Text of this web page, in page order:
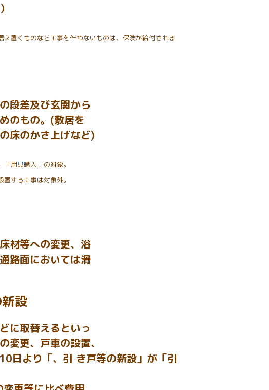
置くものなど工事を伴わないものは、保険が給付される
段差及び玄関から
のもの。(敷居を
床のかさ上げなど)
用具購入」の対象。
する工事は対象外。
材等への変更、浴
路面においては滑
設
に取替えるといっ
変更、戸車の設置、
日より「、引 き戸等の新設」が「引